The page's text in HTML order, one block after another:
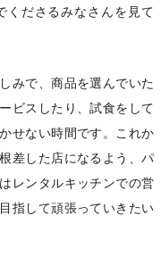
くださるみなさんを見て
みで、商品を選んでいた
ビスしたり、試食をして
せない時間です。これか
差した店になるよう、パ
レンタルキッチンでの営
指して頑張っていきたい